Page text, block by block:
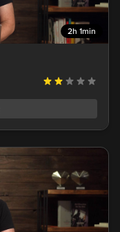
2h 1min